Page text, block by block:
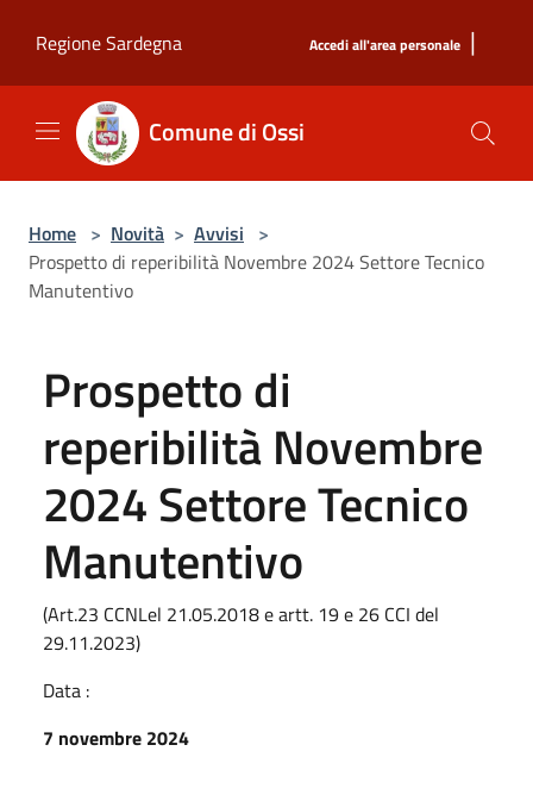
Regione Sardegna
Accedi all'area personale |
Comune di Ossi
Home > Novità > Avvisi >
Prospetto di reperibilità Novembre 2024 Settore Tecnico
Manutentivo
Prospetto di
reperibilità Novembre
2024 Settore Tecnico
Manutentivo
(Art.23 CCNLel 21.05.2018 e artt. 19 e 26 CCI del
29.11.2023)
Data :
7 novembre 2024